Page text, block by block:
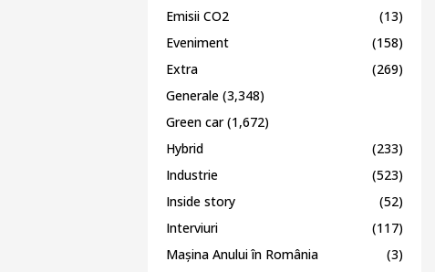
Emisii CO2
(13)
Eveniment
(158)
Extra
(269)
Generale (3,348)
Green car(1,672)
Hybrid
(233)
Industrie
(523)
Inside story
(52)
Interviuri
(117)
Mașina Anului în România
(3)